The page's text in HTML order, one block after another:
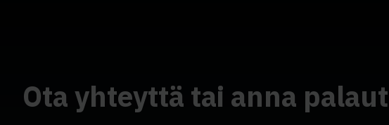
Ota yhteyttä tai anna